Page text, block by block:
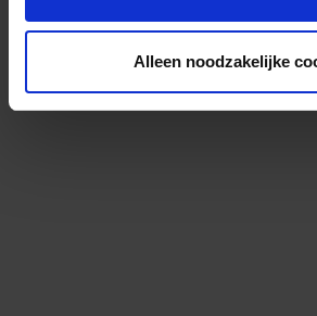
Alleen noodzakelijke